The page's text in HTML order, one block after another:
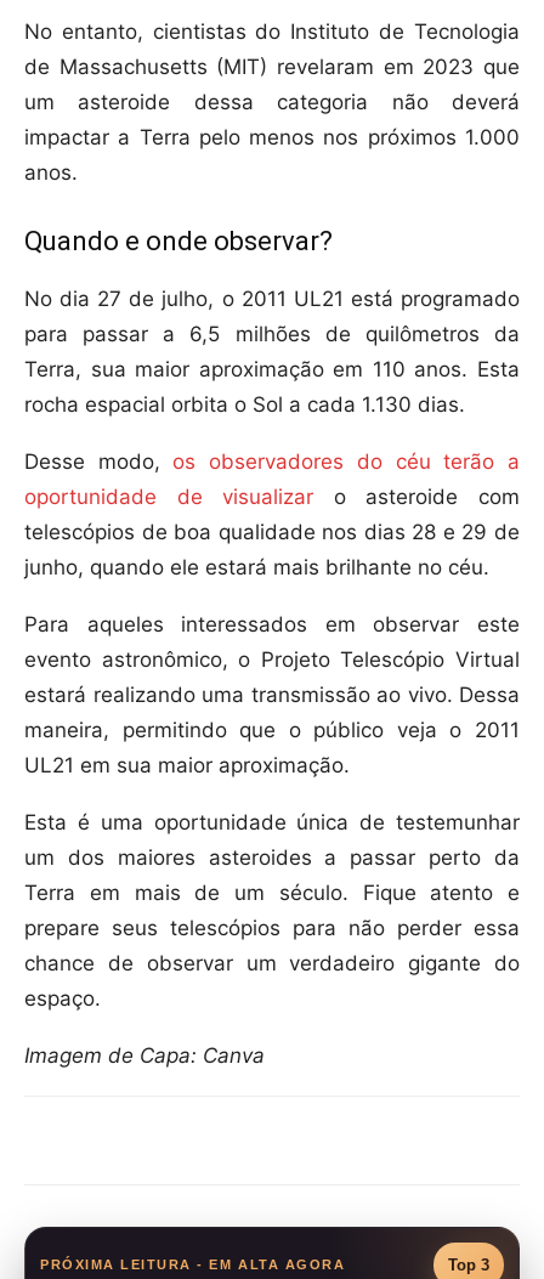
No entanto, cientistas do Instituto de Tecnologia
de Massachusetts (MIT) revelaram em 2023 que
um asteroide dessa categoria não deverá
impactar a Terra pelo menos nos próximos 1.000
anos.
Quando e onde observar?
No dia 27 de julho, o 2011 UL21 está programado
para passar a 6,5 milhões de quilômetros da
Terra, sua maior aproximação em 110 anos. Esta
rocha espacial orbita o Sol a cada 1.130 dias.
Desse modo, os observadores do céu terão a
oportunidade de visualizar o asteroide com
telescópios de boa qualidade nos dias 28 e 29 de
junho, quando ele estará mais brilhante no céu.
Para aqueles interessados em observar este
evento astronômico, o Projeto Telescópio Virtual
estará realizando uma transmissão ao vivo. Dessa
maneira, permitindo que o público veja o 2011
UL21 em sua maior aproximação.
Esta é uma oportunidade única de testemunhar
um dos maiores asteroides a passar perto da
Terra em mais de um século. Fique atento e
prepare seus telescópios para não perder essa
chance de observar um verdadeiro gigante do
espaço.
Imagem de Capa: Canva
PRÓXIMA LEITURA - EM ALTA AGORA Top 3